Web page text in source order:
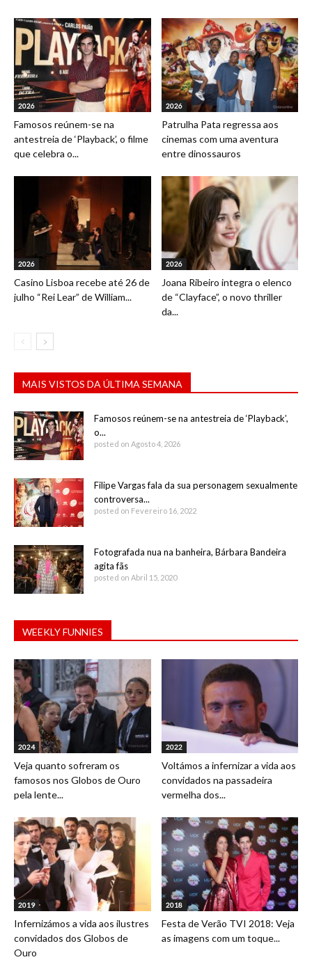
2026
Famosos reúnem-se na
antestreia de ‘Playback’, o filme
que celebra o...
2026
Patrulha Pata regressa aos
cinemas com uma aventura
entre dinossauros
2026
Casino Lisboa recebe até 26 de
julho “Rei Lear” de William...
2026
Joana Ribeiro integra o elenco
de “Clayface”, o novo thriller
da...
MAIS VISTOS DA ÚLTIMA SEMANA
Famosos reúnem-se na antestreia de ‘Playback’,
o...
posted on Agosto 4, 2026
Filipe Vargas fala da sua personagem sexualmente
controversa...
posted on Fevereiro 16, 2022
Fotografada nua na banheira, Bárbara Bandeira
agita fãs
posted on Abril 15, 2020
WEEKLY FUNNIES
2024
Veja quanto sofreram os
famosos nos Globos de Ouro
pela lente...
2022
Voltámos a infernizar a vida aos
convidados na passadeira
vermelha dos...
2019
Infernizámos a vida aos ilustres
convidados dos Globos de
Ouro
2018
Festa de Verão TVI 2018: Veja
as imagens com um toque...